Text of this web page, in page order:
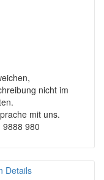
nicht im
mit uns.
9888 980
Details